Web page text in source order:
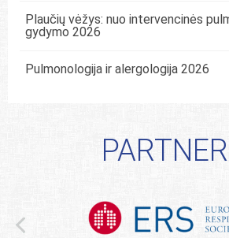
Plaučių vėžys: nuo intervencinės
gydymo 2026
Pulmonologija ir alergologija 2026